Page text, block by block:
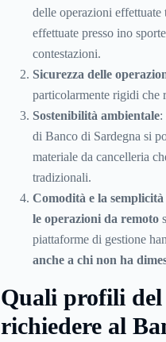
delle operazioni
effettuate presso ino
contestazioni.
Sicurezza delle
particolarmente rigidi che
Sostenibilità ambientale:
di Banco di Sardegna si
materiale da cancelleria
tradizionali.
Comodità e la
le operazioni da remoto
piattaforme di gestione
anche a chi non ha
Quali profili del
richiedere al